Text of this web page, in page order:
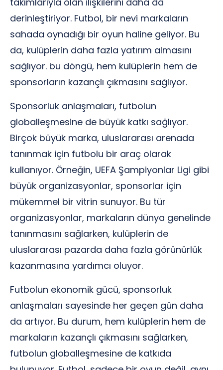
derinleştiriyor. Futbol, bir nevi markaların
sahada oynadığı bir oyun haline geliyor. Bu
da, kulüplerin daha fazla yatırım almasını
sağlıyor. bu döngü, hem kulüplerin hem de
sponsorların kazançlı çıkmasını sağlıyor.
Sponsorluk anlaşmaları, futbolun
globalleşmesine de büyük katkı sağlıyor.
Birçok büyük marka, uluslararası arenada
tanınmak için futbolu bir araç olarak
kullanıyor. Örneğin, UEFA Şampiyonlar Ligi gibi
büyük organizasyonlar, sponsorlar için
mükemmel bir vitrin sunuyor. Bu tür
organizasyonlar, markaların dünya genelinde
tanınmasını sağlarken, kulüplerin de
uluslararası pazarda daha fazla görünürlük
kazanmasına yardımcı oluyor.
Futbolun ekonomik gücü, sponsorluk
anlaşmaları sayesinde her geçen gün daha
da artıyor. Bu durum, hem kulüplerin hem de
markaların kazançlı çıkmasını sağlarken,
futbolun globalleşmesine de katkıda